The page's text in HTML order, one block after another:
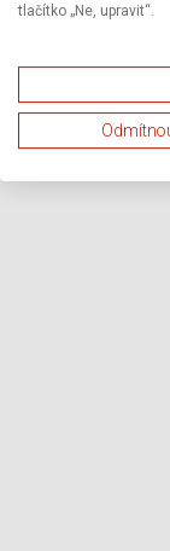
tlačítko „Ne, upravit“.